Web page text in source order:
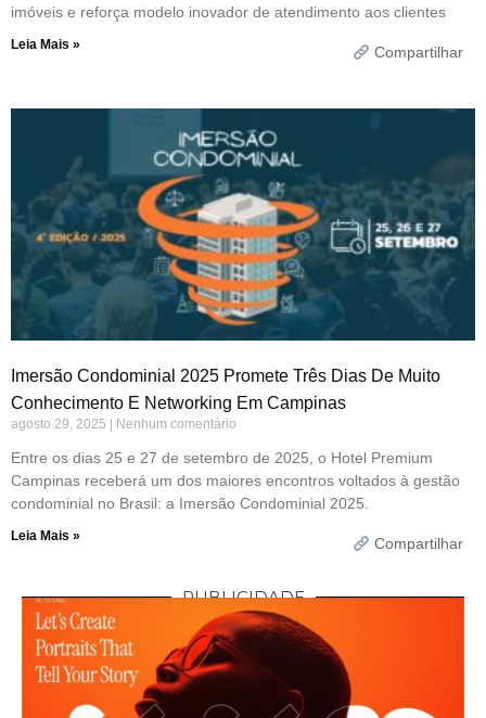
imóveis e reforça modelo inovador de atendimento aos clientes
Leia Mais » Compartilhar
Imersão Condominial 2025 Promete Três Dias De Muito
Conhecimento E Networking Em Campinas
agosto 29, 2025 Nenhum comentário
Entre os dias 25 e 27 de setembro de 2025, o Hotel Premium
Campinas receberá um dos maiores encontros voltados à gestão
condominial no Brasil: a Imersão Condominial 2025.
Leia Mais » Compartilhar
PUBLICIDADE